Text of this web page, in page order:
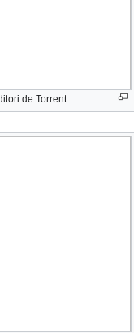
de Torrent